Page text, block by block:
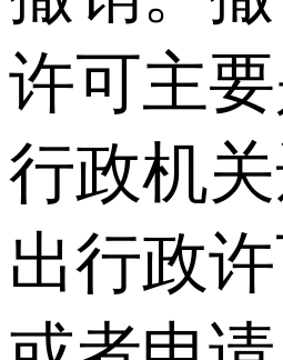
许可主
行政机
出行政